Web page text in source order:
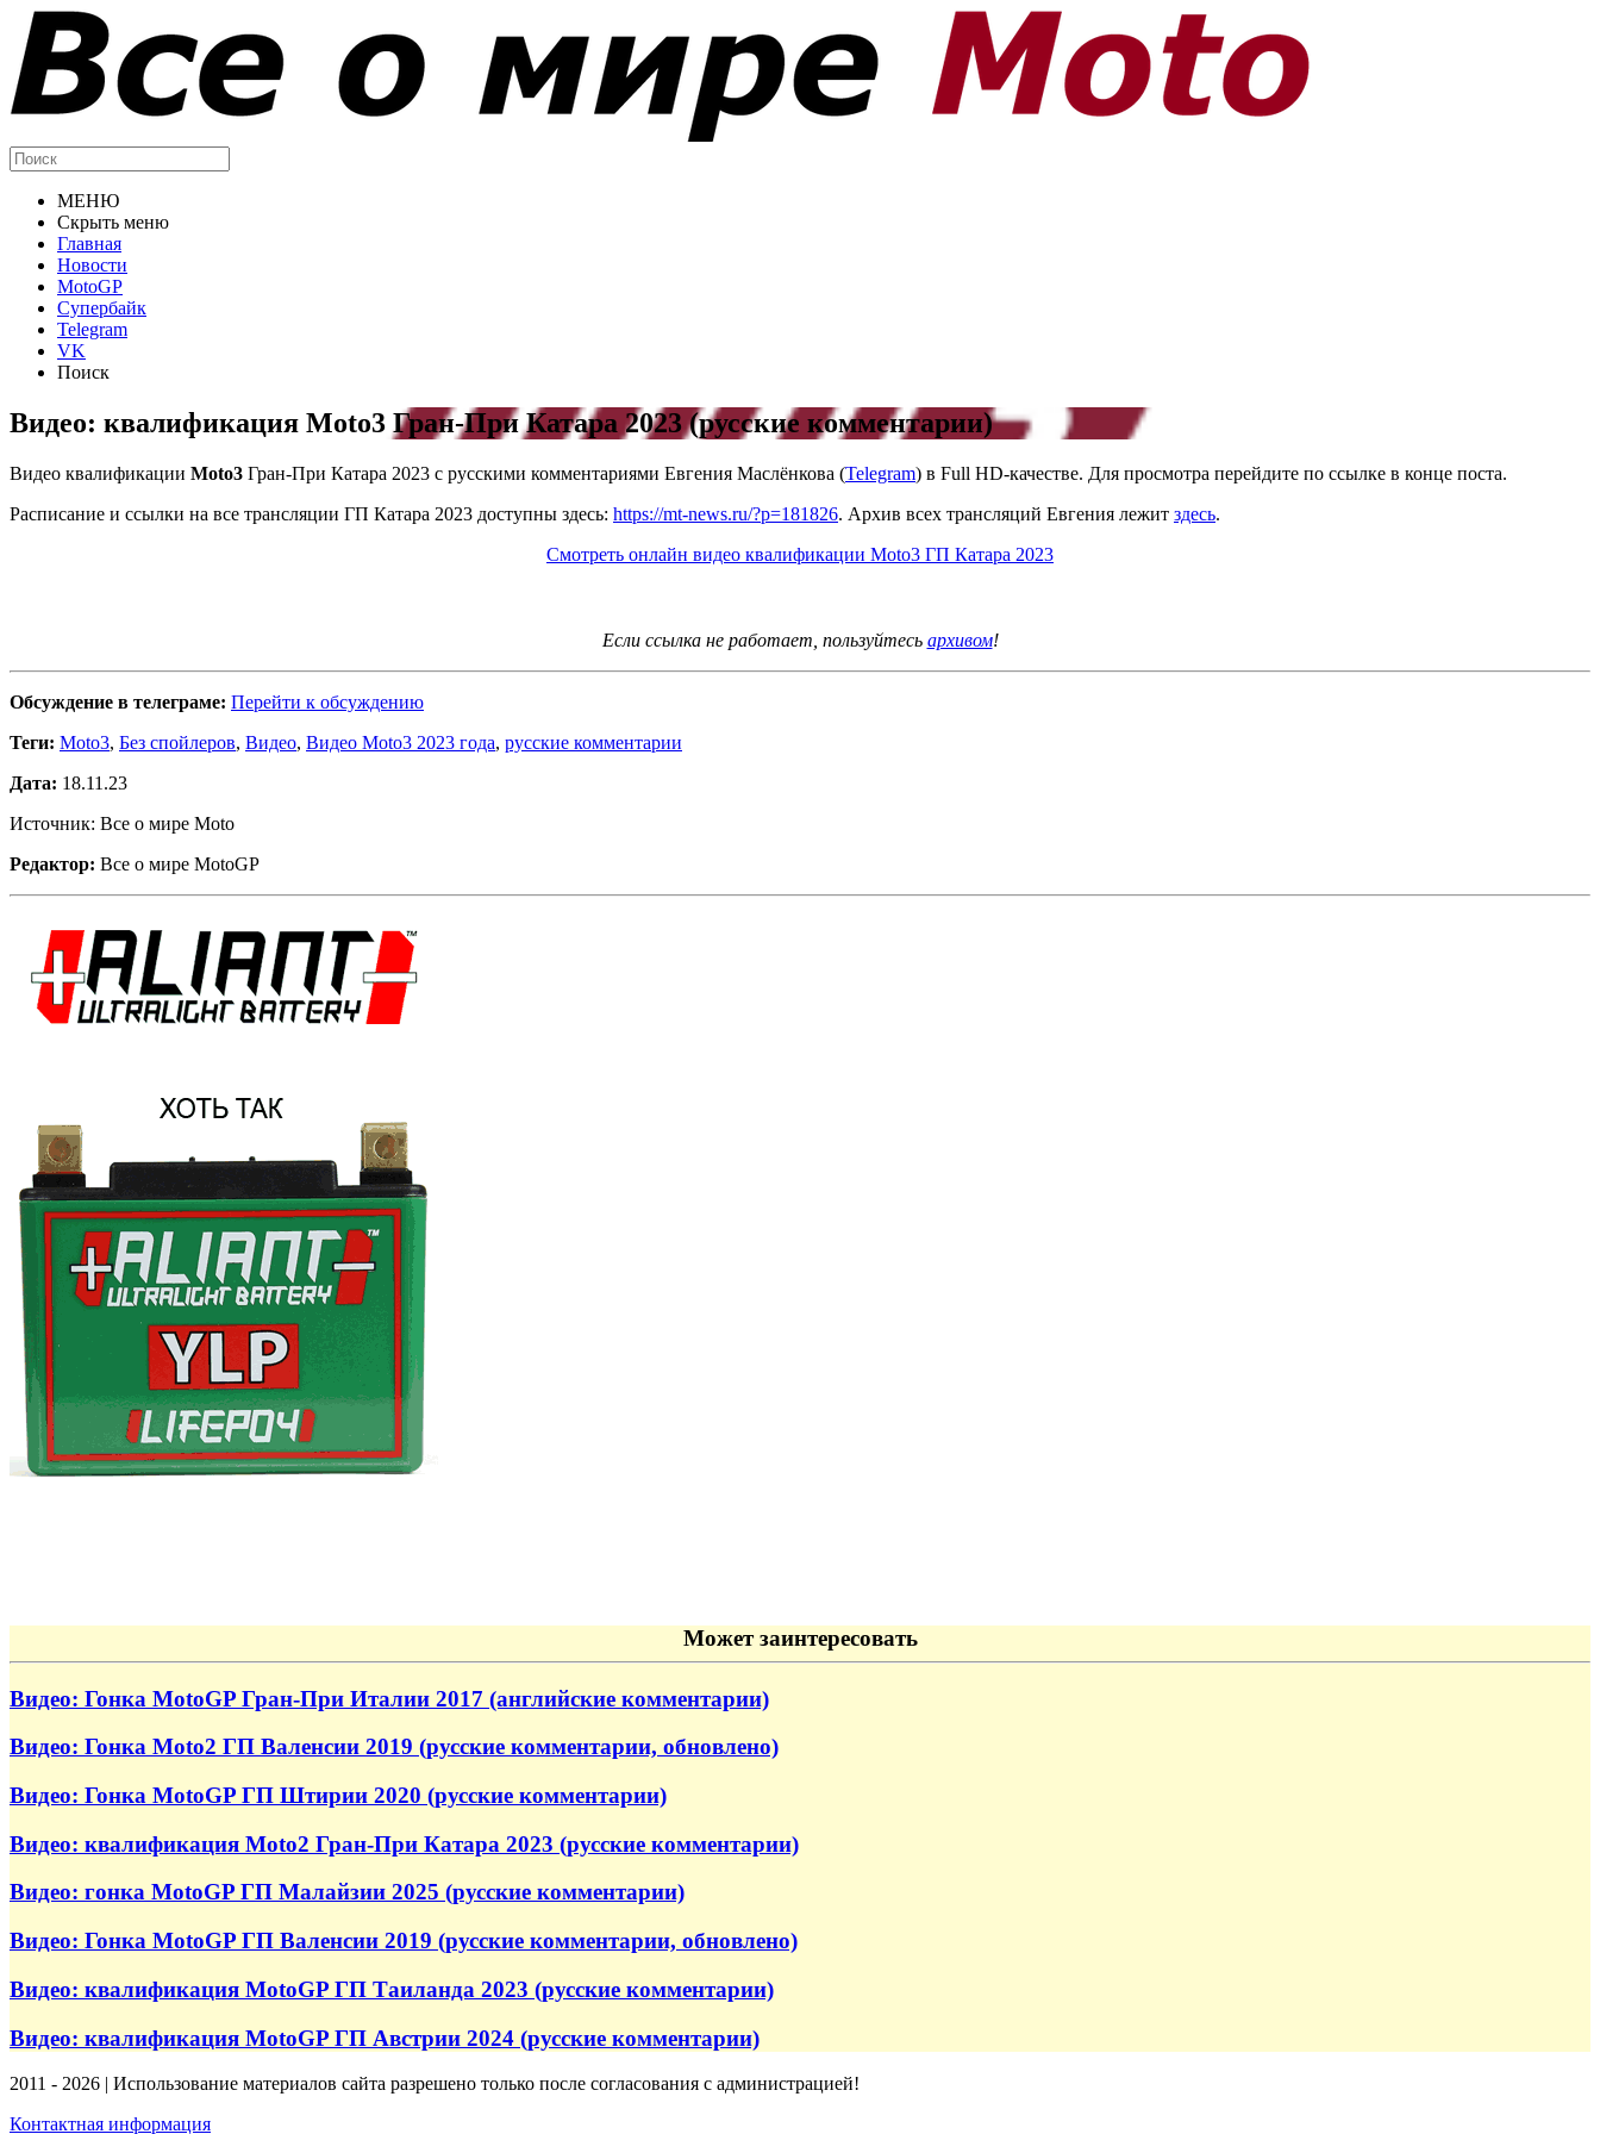
МЕНЮ
Скрыть меню
Главная
Новости
MotoGP
Супербайк
Telegram
VK
Поиск
Видео: квалификация Moto3 Гран-При Катара 2023 (русские комментарии)
Видео квалификации Moto3 Гран-При Катара 2023 с русскими комментариями Евгения Маслёнкова (Telegram) в Full HD-качестве. Для просмотра перейдите по ссылке в конце поста.
Расписание и ссылки на все трансляции ГП Катара 2023 доступны здесь: https://mt-news.ru/?p=181826. Архив всех трансляций Евгения лежит здесь.
Смотреть онлайн видео квалификации Moto3 ГП Катара 2023
Если ссылка не работает, пользуйтесь архивом!
Обсуждение в телеграме: Перейти к обсуждению
Теги: Moto3, Без спойлеров, Видео, Видео Moto3 2023 года, русские комментарии
Дата: 18.11.23
Источник: Все о мире Moto
Редактор: Все о мире MotoGP
Может заинтересовать
Видео: Гонка MotoGP Гран-При Италии 2017 (английские комментарии)
Видео: Гонка Moto2 ГП Валенсии 2019 (русские комментарии, обновлено)
Видео: Гонка MotoGP ГП Штирии 2020 (русские комментарии)
Видео: квалификация Moto2 Гран-При Катара 2023 (русские комментарии)
Видео: гонка MotoGP ГП Малайзии 2025 (русские комментарии)
Видео: Гонка MotoGP ГП Валенсии 2019 (русские комментарии, обновлено)
Видео: квалификация MotoGP ГП Таиланда 2023 (русские комментарии)
Видео: квалификация MotoGP ГП Австрии 2024 (русские комментарии)
2011 - 2026 | Использование материалов сайта разрешено только после согласования с администрацией!
Контактная информация